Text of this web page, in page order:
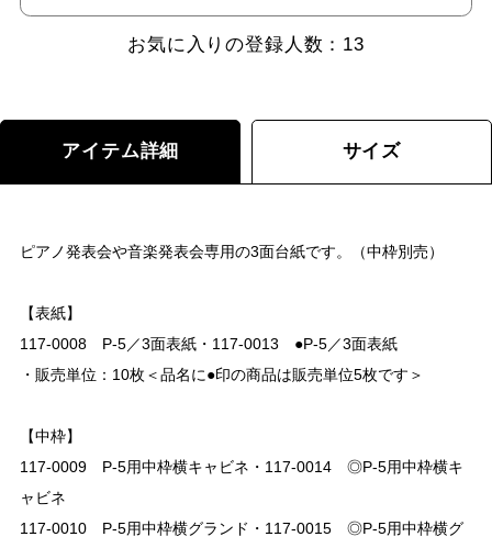
お気に入りの登録人数： 13
アイテム詳細 サイズ
ピアノ発表会や音楽発表会専用の3面台紙です。（中枠別売）
【表紙】
117-0008 P-5／3面表紙・117-0013 ●P-5／3面表紙
・販売単位：10枚＜品名に●印の商品は販売単位5枚です＞
【中枠】
117-0009 P-5用中枠横キャビネ・117-0014 ◎P-5用中枠横キ
ャビネ
117-0010 P-5用中枠横グランド・117-0015 ◎P-5用中枠横グ